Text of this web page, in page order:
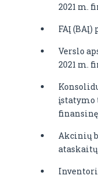
2021 m.
FAĮ (BAĮ)
Verslo
2021 m.
įstatymo
Akcinių